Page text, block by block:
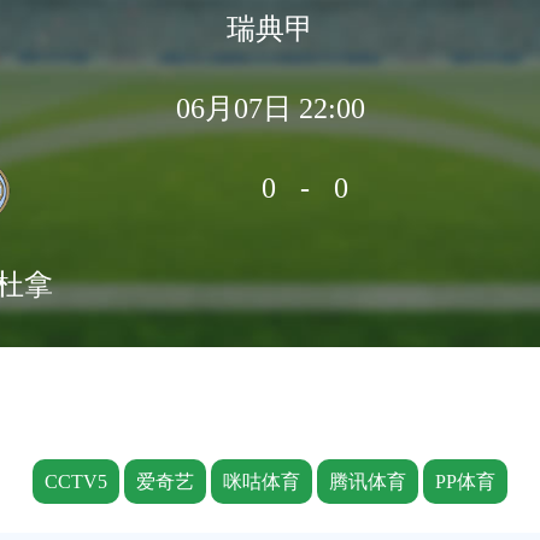
瑞典甲
06月07日 22:00
拿
0-0
CCTV5 爱奇艺 咪咕体育 腾讯体育 PP体育